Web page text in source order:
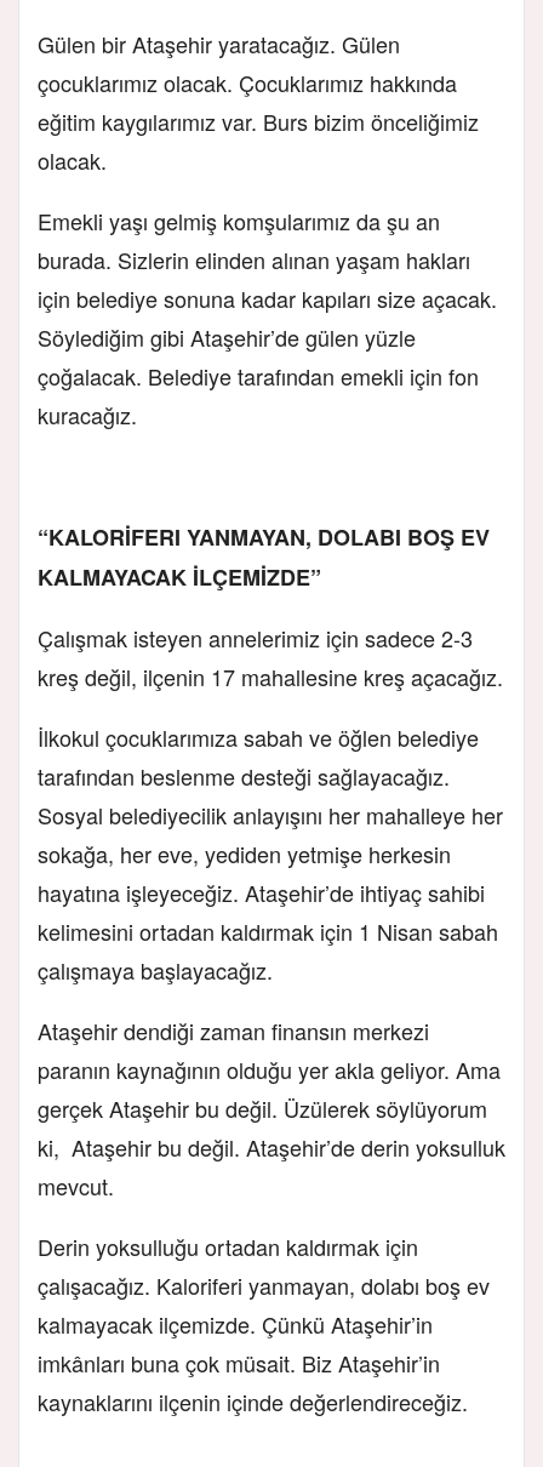
Gülen bir Ataşehir yaratacağız. Gülen
çocuklarımız olacak. Çocuklarımız hakkında
eğitim kaygılarımız var. Burs bizim önceliğimiz
olacak.
Emekli yaşı gelmiş komşularımız da şu an
burada. Sizlerin elinden alınan yaşam hakları
için belediye sonuna kadar kapıları size açacak.
Söylediğim gibi Ataşehir’de gülen yüzle
çoğalacak. Belediye tarafından emekli için fon
kuracağız.
“KALORİFERI YANMAYAN, DOLABI BOŞ EV
KALMAYACAK İLÇEMİZDE”
Çalışmak isteyen annelerimiz için sadece 2-3
kreş değil, ilçenin 17 mahallesine kreş açacağız.
İlkokul çocuklarımıza sabah ve öğlen belediye
tarafından beslenme desteği sağlayacağız.
Sosyal belediyecilik anlayışını her mahalleye her
sokağa, her eve, yediden yetmişe herkesin
hayatına işleyeceğiz. Ataşehir’de ihtiyaç sahibi
kelimesini ortadan kaldırmak için 1 Nisan sabah
çalışmaya başlayacağız.
Ataşehir dendiği zaman finansın merkezi
paranın kaynağının olduğu yer akla geliyor. Ama
gerçek Ataşehir bu değil. Üzülerek söylüyorum
ki, Ataşehir bu değil. Ataşehir’de derin yoksulluk
mevcut.
Derin yoksulluğu ortadan kaldırmak için
çalışacağız. Kaloriferi yanmayan, dolabı boş ev
kalmayacak ilçemizde. Çünkü Ataşehir’in
imkânları buna çok müsait. Biz Ataşehir’in
kaynaklarını ilçenin içinde değerlendireceğiz.